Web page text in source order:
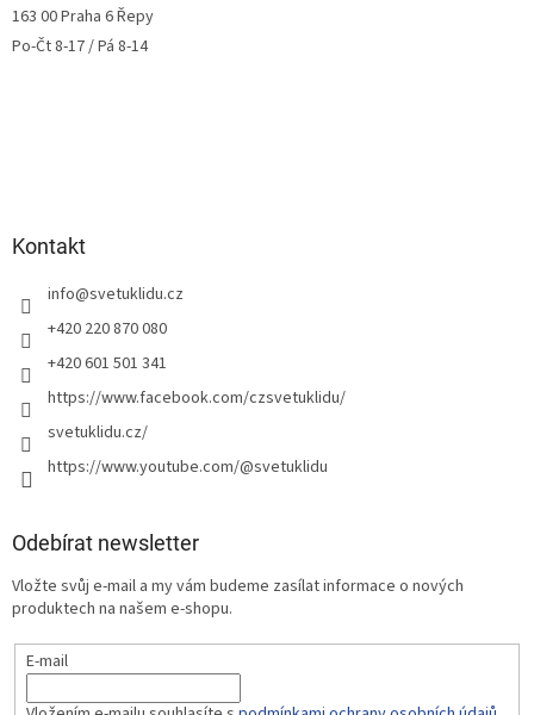
163 00 Praha 6 Řepy
Po-Čt 8-17 / Pá 8-14
Kontakt
info@svetuklidu.cz
+420 220 870 080
+420 601 501 341
https://www.facebook.com/czsvetuklidu/
svetuklidu.cz/
https://www.youtube.com/@svetuklidu
Odebírat newsletter
Vložte svůj e-mail a my vám budeme zasílat informace o nových
produktech na našem e-shopu.
E-mail